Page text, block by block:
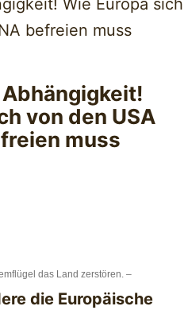
Abhängigkeit!
von den USA
muss
das Land zerstören. –
die Europäische